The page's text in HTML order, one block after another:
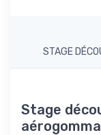
STAGE
Stage